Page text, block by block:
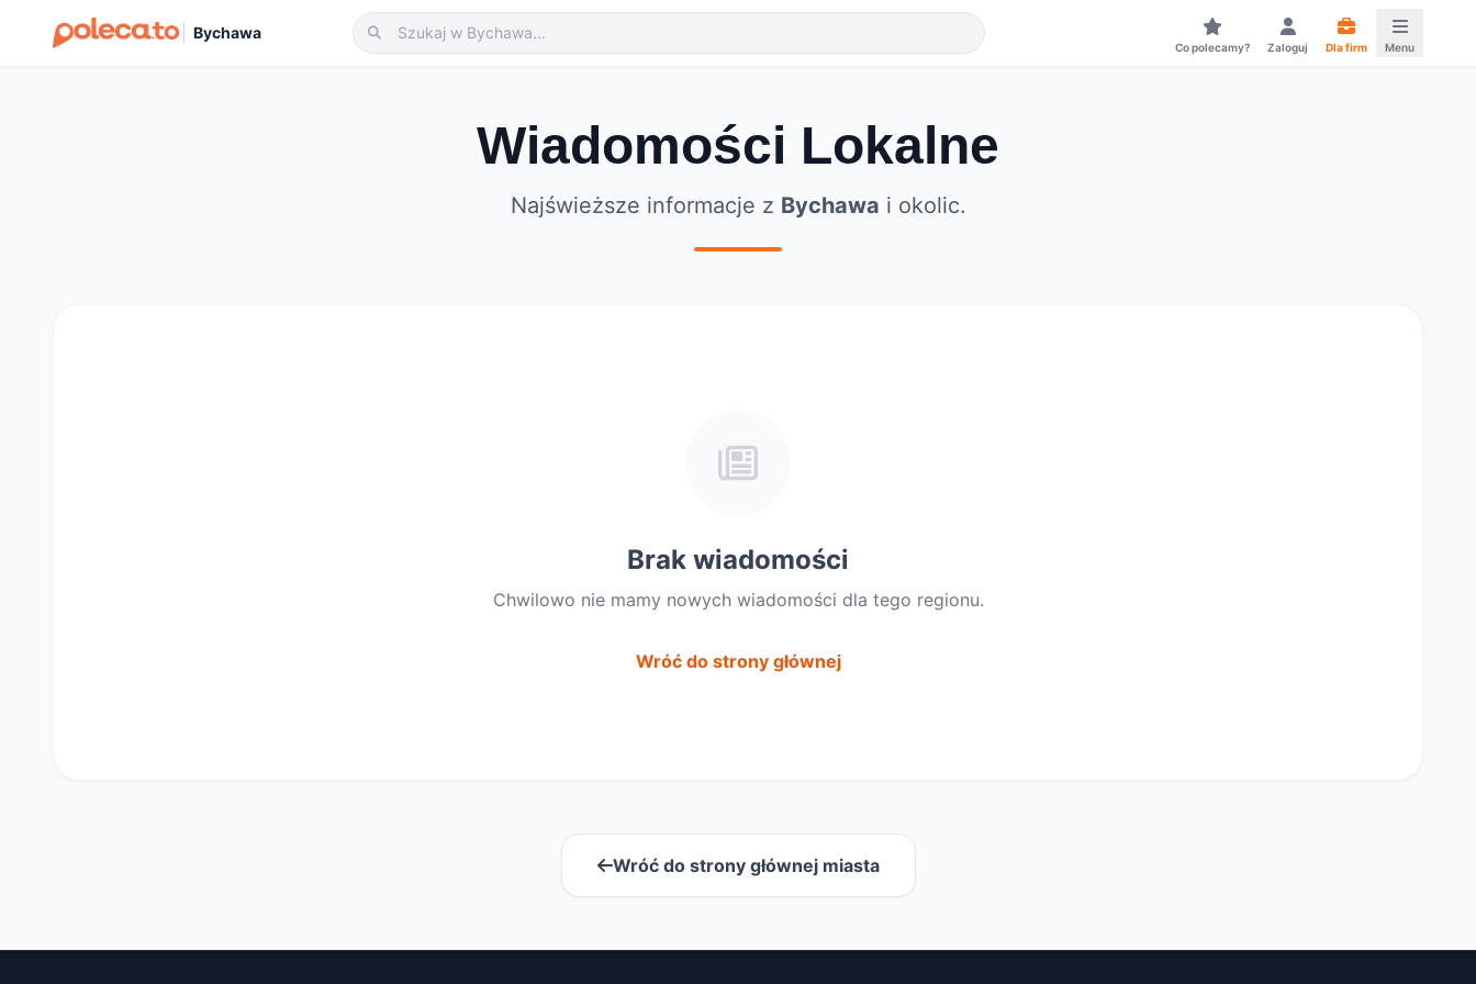
Bychawa
Co polecamy? Zaloguj Dla firm Menu
Wiadomości Lokalne
Najświeższe informacje z Bychawa i okolic.
Brak wiadomości
Chwilowo nie mamy nowych wiadomości dla tego regionu.
Wróć do strony głównej
Wróć do strony głównej miasta